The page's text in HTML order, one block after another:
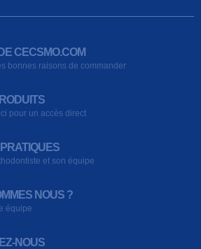
CECSMO.COM
bonnes raisons de commander
pour un accès direct
PRATIQUES
et son équipe
NOUS ?
équipe
NOUS